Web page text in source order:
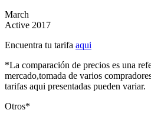
March
Active 2017
Encuentra tu tarifa aqui
*La comparación de precios es una
mercado,tomada de varios
tarifas aqui presentadas pueden variar.
Otros*